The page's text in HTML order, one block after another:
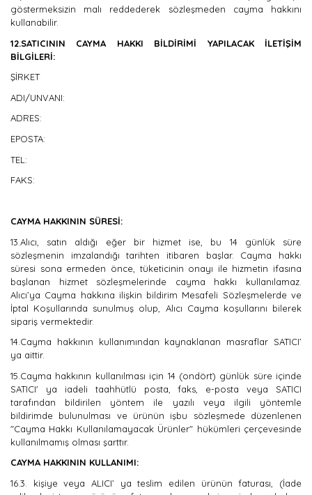
göstermeksizin malı reddederek sözleşmeden cayma hakkını
kullanabilir.
12.SATICININ CAYMA HAKKI BİLDİRİMİ YAPILACAK İLETİŞİM
BİLGİLERİ:
ŞİRKET
ADI/UNVANI:
ADRES:
EPOSTA:
TEL:
FAKS:
CAYMA HAKKININ SÜRESİ:
13.Alıcı, satın aldığı eğer bir hizmet ise, bu 14 günlük süre
sözleşmenin imzalandığı tarihten itibaren başlar. Cayma hakkı
süresi sona ermeden önce, tüketicinin onayı ile hizmetin ifasına
başlanan hizmet sözleşmelerinde cayma hakkı kullanılamaz.
Alıcı’ya Cayma hakkına ilişkin bildirim Mesafeli Sözleşmelerde ve
İptal Koşullarında sunulmuş olup, Alıcı Cayma koşullarını bilerek
sipariş vermektedir.
14.Cayma hakkının kullanımından kaynaklanan masraflar SATICI’
ya aittir.
15.Cayma hakkının kullanılması için 14 (ondört) günlük süre içinde
SATICI' ya iadeli taahhütlü posta, faks, e-posta veya SATICI
tarafından bildirilen yöntem ile yazılı veya ilgili yöntemle
bildirimde bulunulması ve ürünün işbu sözleşmede düzenlenen
"Cayma Hakkı Kullanılamayacak Ürünler" hükümleri çerçevesinde
kullanılmamış olması şarttır.
CAYMA HAKKININ KULLANIMI:
16.3. kişiye veya ALICI’ ya teslim edilen ürünün faturası, (İade